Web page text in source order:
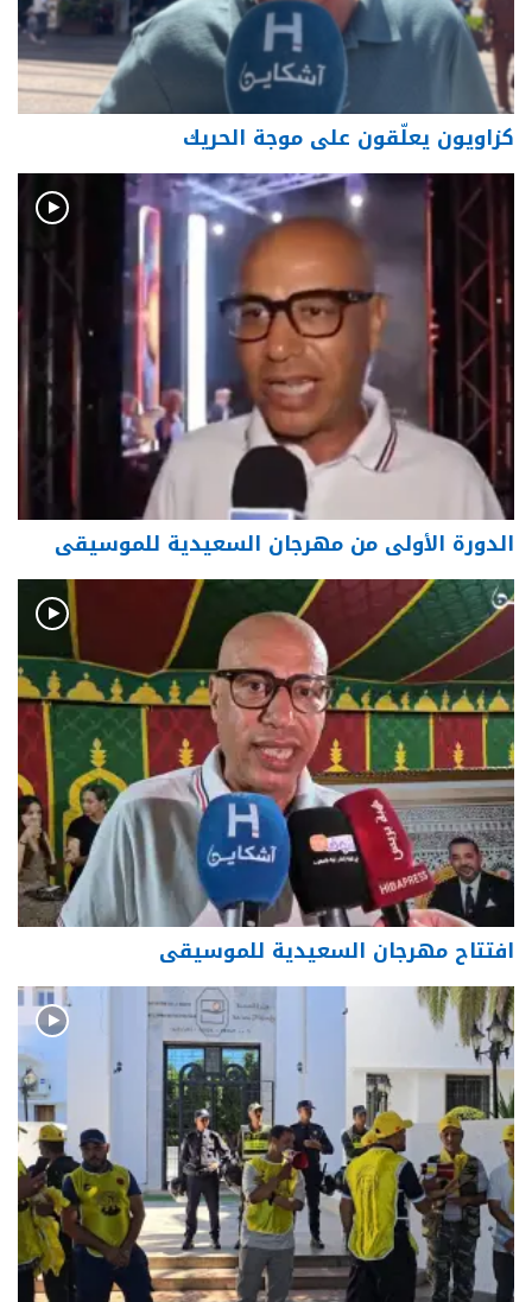
كزاويون يعلّقون على موجة الحريك
الدورة الأولى من مهرجان السعيدية للموسيقى
افتتاح مهرجان السعيدية للموسيقى